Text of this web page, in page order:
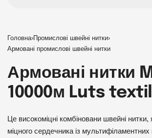
Головна›Промислові швейні нитки›
Армовані промислові швейні нитки
Армовані нитки
10000м Luts
Це високоміцні комбіновани швейні нитки,
міцного сердечника із